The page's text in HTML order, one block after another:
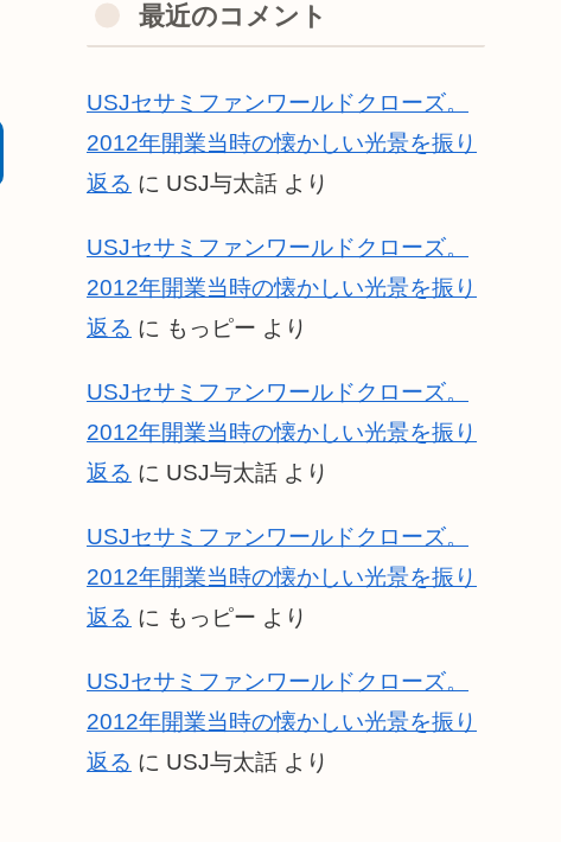
最近のコメント
USJセサミファンワールドクローズ。
2012年開業当時の懐かしい光景を振り
返る に USJ与太話 より
USJセサミファンワールドクローズ。
2012年開業当時の懐かしい光景を振り
返る に もっピー より
USJセサミファンワールドクローズ。
2012年開業当時の懐かしい光景を振り
返る に USJ与太話 より
USJセサミファンワールドクローズ。
2012年開業当時の懐かしい光景を振り
返る に もっピー より
USJセサミファンワールドクローズ。
2012年開業当時の懐かしい光景を振り
返る に USJ与太話 より